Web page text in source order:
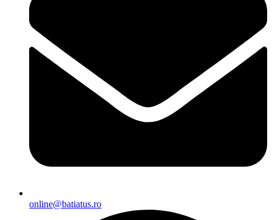
online@batiatus.ro